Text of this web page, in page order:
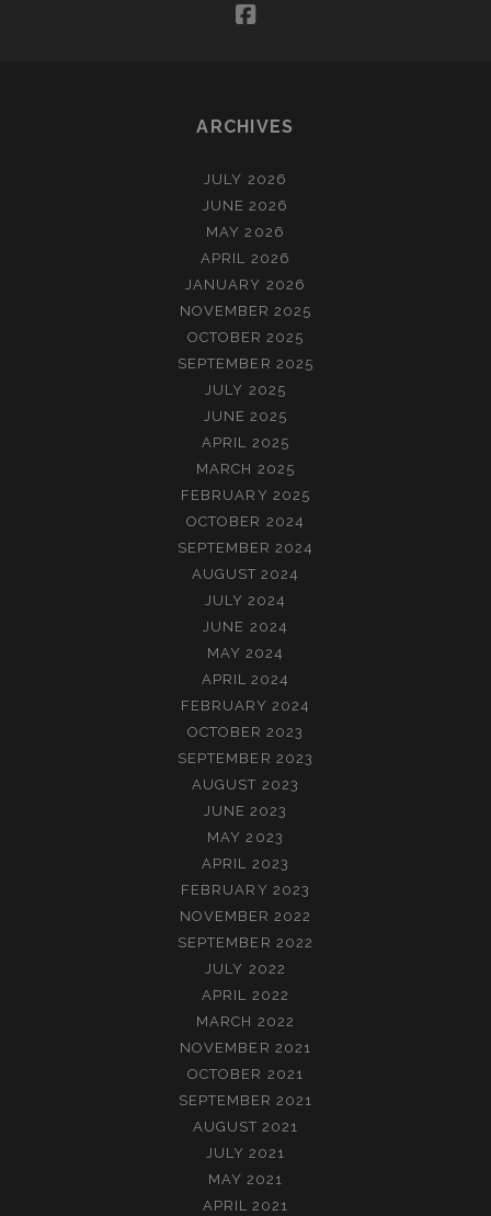
facebook
ARCHIVES
JULY 2026
JUNE 2026
MAY 2026
APRIL 2026
JANUARY 2026
NOVEMBER 2025
OCTOBER 2025
SEPTEMBER 2025
JULY 2025
JUNE 2025
APRIL 2025
MARCH 2025
FEBRUARY 2025
OCTOBER 2024
SEPTEMBER 2024
AUGUST 2024
JULY 2024
JUNE 2024
MAY 2024
APRIL 2024
FEBRUARY 2024
OCTOBER 2023
SEPTEMBER 2023
AUGUST 2023
JUNE 2023
MAY 2023
APRIL 2023
FEBRUARY 2023
NOVEMBER 2022
SEPTEMBER 2022
JULY 2022
APRIL 2022
MARCH 2022
NOVEMBER 2021
OCTOBER 2021
SEPTEMBER 2021
AUGUST 2021
JULY 2021
MAY 2021
APRIL 2021